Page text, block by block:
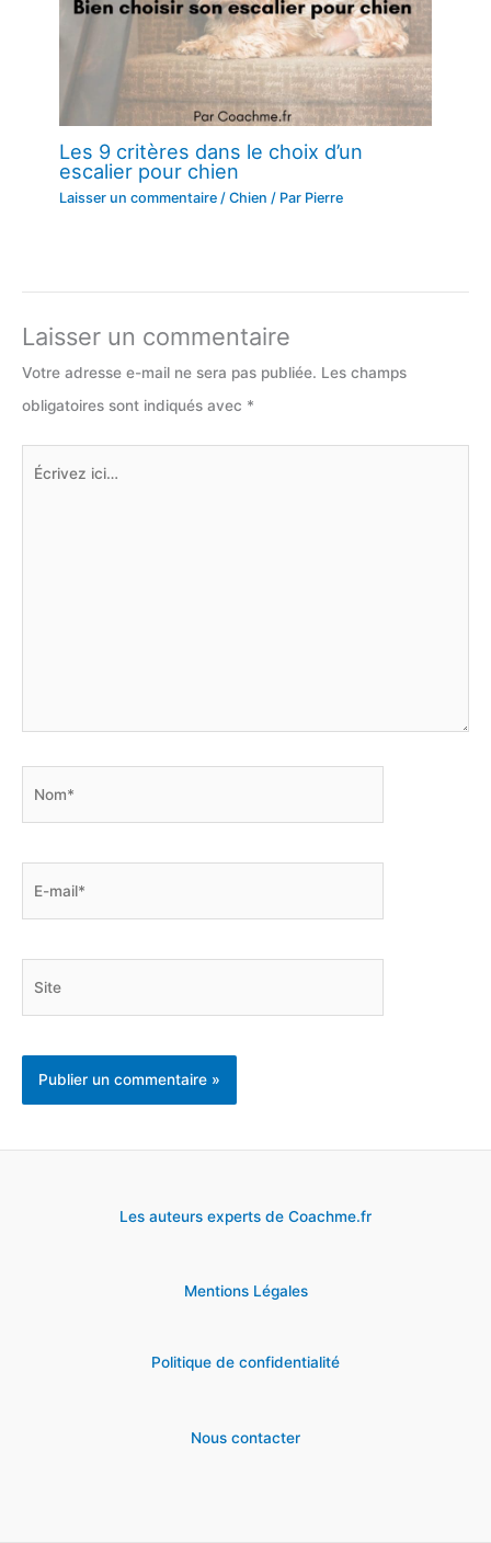
Les 9 critères dans le choix d’un
escalier pour chien
Laisser un commentaire /Chien / Par Pierre
Laisser un commentaire
Votre adresse e-mail ne sera pas publiée. Les champs
obligatoires sont indiqués avec *
Les auteurs experts de Coachme.fr
Mentions Légales
Politique de confidentialité
Nous contacter